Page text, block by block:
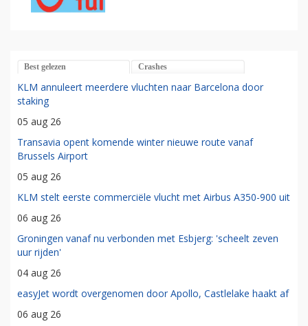
Best gelezen Crashes
KLM annuleert meerdere vluchten naar Barcelona door
staking
05 aug 26
Transavia opent komende winter nieuwe route vanaf
Brussels Airport
05 aug 26
KLM stelt eerste commerciële vlucht met Airbus A350-900 uit
06 aug 26
Groningen vanaf nu verbonden met Esbjerg: 'scheelt zeven
uur rijden'
04 aug 26
easyJet wordt overgenomen door Apollo, Castlelake haakt af
06 aug 26